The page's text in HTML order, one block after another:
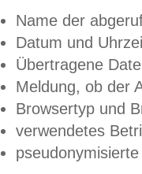
Name der
Datum und
Übertragene
Meldung, ob der
Browsertyp und
verwendetes